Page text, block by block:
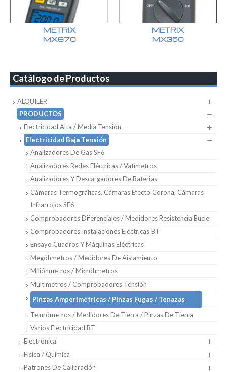
METRIX
MX670
METRIX
MX350
Catálogo de Productos
ALQUILER
PRODUCTOS
Electricidad Alta / Media Tensión
Electricidad Baja Tensión
Analizadores De Gas SF6
Analizadores Redes Eléctricas / Vatímetros
Analizadores Y Descargadores De Baterias
Cámaras Termográficas, Cámaras Efecto Corona, Cámaras
Infrarrojos SF6
Comprobadores Diferenciales / Medidores Resistencia Bucle
Comprobadores Instalaciones Eléctricas BT
Ensayo Cuadros Y Máquinas Eléctricas
Megóhmetros / Medidores De Aislamiento
Milióhmetros / Micróhmetros
Multímetros / Comprobadores Tensión
Pinzas Amperimétricas / Pinzas Fugas / Tenazas
Telurómetros / Medidores De Tierra / Pinzas De Tierra
Varios Electricidad BT
Electrónica
Física / Química
Patrones De Calibración